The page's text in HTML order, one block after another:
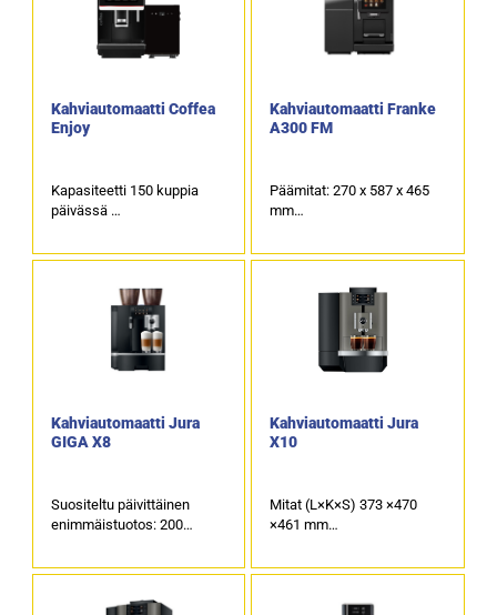
Kahviautomaatti Coffea
Enjoy
Kapasiteetti 150 kuppia
päivässä
(k) 620mm
kaakaosäiliö
Maitojääkaappi
Kahviautomaatti Franke
A300 FM
Päämitat: 270 x 587 x 465
mm
papusäiliöllä sekä
Kuumavesihana
Kahviautomaatti Jura
GIGA X8
Suositeltu päivittäinen
enimmäistuotos: 200
Ulkomitat: (L) 370 x (S) 565
Teho: 2700 W / 220 – 230 V
Kahviautomaatti Jura
X10
Mitat (L×K×S) 373 ×470
×461 mm
papusäiliöosan kanssa 373
Valmistettu Sveitsissä